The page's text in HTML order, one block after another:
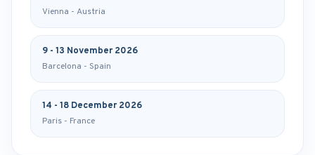
Vienna - Austria
9 - 13 November 2026
Barcelona - Spain
14 - 18 December 2026
Paris - France